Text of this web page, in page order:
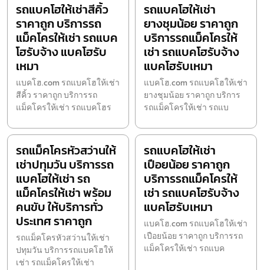
รถแบคโฮให้เช่าสีคิ้ว
ราคาถูก บริการรถ
แม็คโครให้เช่า รถแบค
โฮรับจ้าง แบคโฮรับ
เหมา
แบคโฮ.com รถแบคโฮให้เช่า
สีคิ้ว ราคาถูก บริการรถ
แม็คโครให้เช่า รถแบคโฮร
รถแบคโฮให้เช่า
ยางชุมน้อย ราคาถูก
บริการรถแม็คโครให้
เช่า รถแบคโฮรับจ้าง
แบคโฮรับเหมา
แบคโฮ.com รถแบคโฮให้เช่า
ยางชุมน้อย ราคาถูก บริการ
รถแม็คโครให้เช่า รถแบ
รถแม็คโครหัวสว่านให้
เช่าปทุมวัน บริการรถ
แบคโฮให้เช่า รถ
แม็คโครให้เช่า พร้อม
คนขับ ให้บริการทั่ว
ประเทศ ราคาถูก
รถแม็คโครหัวสว่านให้เช่า
ปทุมวัน บริการรถแบคโฮให้
เช่า รถแม็คโครให้เช่า
รถแบคโฮให้เช่า
เปือยน้อย ราคาถูก
บริการรถแม็คโครให้
เช่า รถแบคโฮรับจ้าง
แบคโฮรับเหมา
แบคโฮ.com รถแบคโฮให้เช่า
เปือยน้อย ราคาถูก บริการรถ
แม็คโครให้เช่า รถแบค